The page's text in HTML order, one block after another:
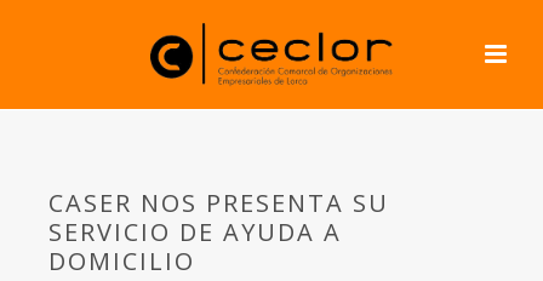
CASER NOS PRESENTA SU
SERVICIO DE AYUDA A
DOMICILIO